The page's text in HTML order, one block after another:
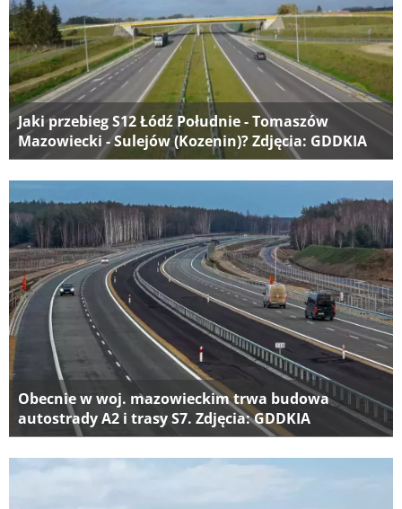
Jaki przebieg S12 Łódź Południe - Tomaszów
Mazowiecki - Sulejów (Kozenin)? Zdjęcia: GDDKIA
Obecnie w woj. mazowieckim trwa budowa
autostrady A2 i trasy S7. Zdjęcia: GDDKIA